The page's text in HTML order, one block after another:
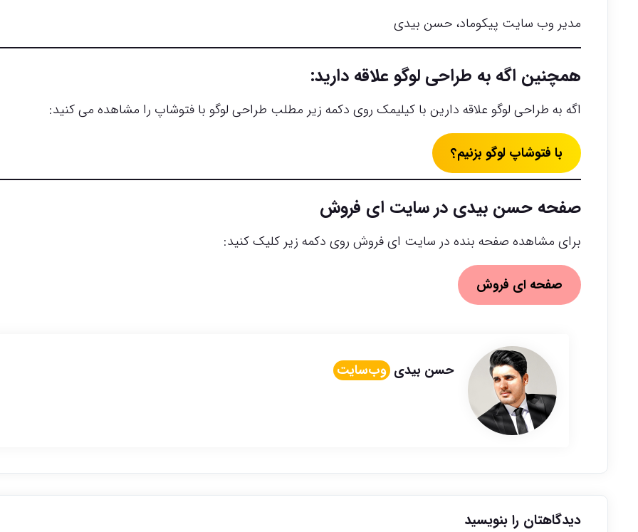
مدیر وب سایت پیکوماد، حسن بیدی
همچنین اگه به طراحی لوگو علاقه دارید:
اگه به طراحی لوگو علاقه دارین با کیلیمک روی دکمه زیر مطلب طراحی لوگو با فتوشاپ را مشاهده می کنید:
با فتوشاپ لوگو بزنیم؟
صفحه حسن بیدی در سایت ای فروش
برای مشاهده صفحه بنده در سایت ای فروش روی دکمه زیر کلیک کنید:
صفحه ای فروش
حسن بیدیوب‌سایت
دیدگاهتان را بنویسید